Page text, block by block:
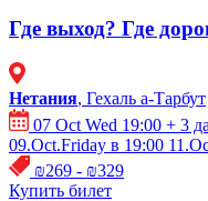
Где выход? Где
Нетания, Гехаль а-Тарбут
07 Oct Wed 19:00 + 3
09.Oct.Friday в 19:00
₪269 - ₪329
Купить билет